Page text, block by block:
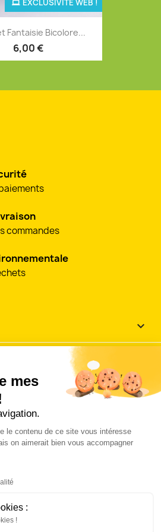
Fantaisie Bicolore...
6,00 €
commandes


utilisation et de vente
d'utilisation et de vente
données personnelles.
par PrestaShop™ Hébergé
mes
le contenu de ce site vous intéresse
on aimerait bien vous accompagner
:
!